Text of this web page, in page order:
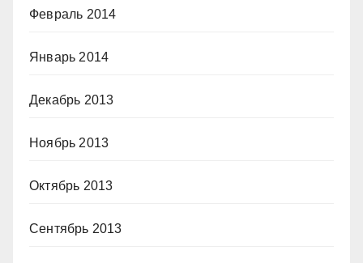
Февраль 2014
Январь 2014
Декабрь 2013
Ноябрь 2013
Октябрь 2013
Сентябрь 2013